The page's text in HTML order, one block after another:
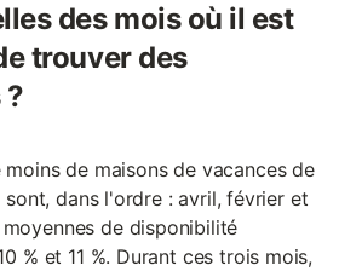
des mois où il est
trouver des
de maisons de vacances de
sont, dans l'ordre : avril, février et
de disponibilité
% et 11 %. Durant ces trois mois,